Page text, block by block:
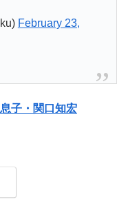
February 23,
子・関口知宏